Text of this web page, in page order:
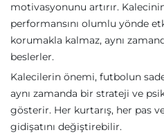
motivasyonunu artırır.
performansını olumlu yönde
korumakla kalmaz, aynı
beslerler.
Kalecilerin önemi, futbolun
aynı zamanda bir strateji ve
gösterir. Her kurtarış, her pas
gidişatını değiştirebilir.